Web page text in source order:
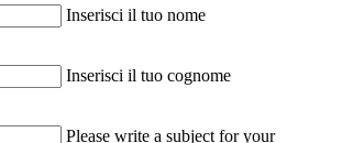
Inserisci il tuo nome
Inserisci il tuo cognome
Please write a subject for your